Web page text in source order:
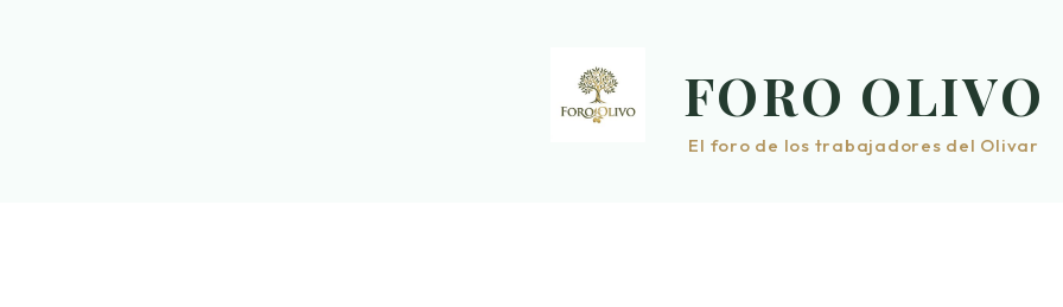
FORO OLIVO
El foro de los trabajadores del Olivar